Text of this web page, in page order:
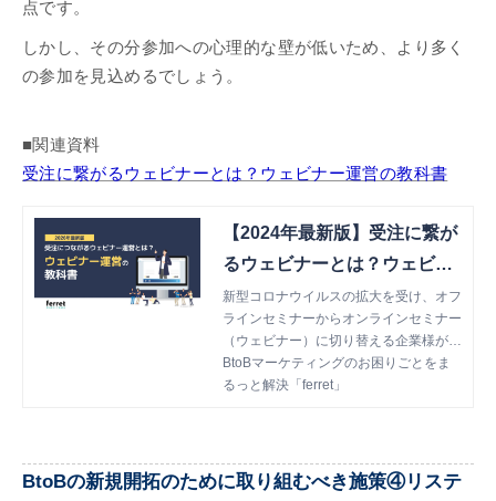
点です。
しかし、その分参加への心理的な壁が低いため、より多く
の参加を見込めるでしょう。
■関連資料
受注に繋がるウェビナーとは？ウェビナー運営の教科書
【2024年最新版】受注に繋が
るウェビナーとは？ウェビナ
ー運営の教科書
新型コロナウイルスの拡大を受け、オフ
ラインセミナーからオンラインセミナー
（ウェビナー）に切り替える企業様が増
えてきました。 本書では、ウェビナー
を開催する上でのポイントや、ウェビナ
BtoBマーケティングのお困りごとをま
るっと解決「ferret」
BtoBの新規開拓のために取り組むべき施策④リステ